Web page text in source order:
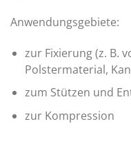
Anwendungsgebiete:
zur Fixierung (z. B.
Polstermaterial,
zum Stützen und
zur Kompression